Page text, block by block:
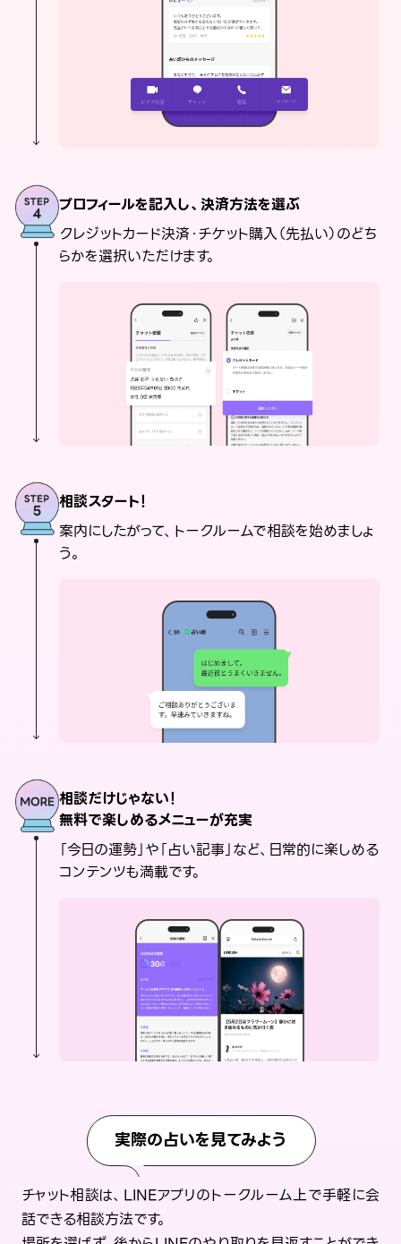
プロフィールを記入し、決済方法を選ぶ
クレジットカード決済・チケット購入（先払い）のどち
らかを選択いただけます。
相談スタート！
案内にしたがって、トークルームで相談を始めましょ
う。
相談だけじゃない！
無料で楽しめるメニューが充実
「今日の運勢」や「占い記事」など、日常的に楽しめる
コンテンツも満載です。
実際の占いを見てみよう
チャット相談は、LINEアプリのトークルーム上で手軽に会
話できる相談方法です。